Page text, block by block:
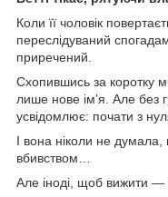
Коли її чоловік
переслідуваний
приречений.
Схопившись за коротку
лише нове ім’я. Але без
усвідомлює: почати з
І вона ніколи не
вбивством…
Але іноді, щоб вижити —